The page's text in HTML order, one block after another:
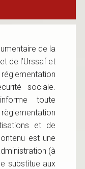
de la
de l’Urssaf et
sociale.
toute
et de
est une
(à
substitue aux